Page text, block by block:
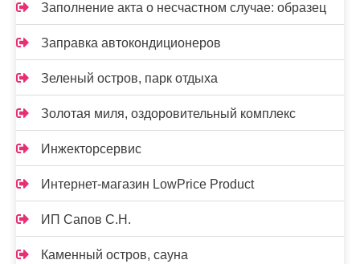
Заполнение акта о несчастном случае: образец
Заправка автокондиционеров
Зеленый остров, парк отдыха
Золотая миля, оздоровительный комплекс
Инжекторсервис
Интернет-магазин LowPrice Product
ИП Сапов С.Н.
Каменный остров, сауна